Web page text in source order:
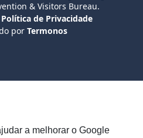
& Visitors Bureau.
Política de Privacidade
por Termonos
a melhorar o Google